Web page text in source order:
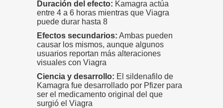
Duración del efecto: Kamagra actúa
entre 4 a 6 horas mientras que Viagra
puede durar hasta 8
Efectos secundarios: Ambas pueden
causar los mismos, aunque algunos
usuarios reportan más alteraciones
visuales con Viagra
Ciencia y desarrollo: El sildenafilo de
Kamagra fue desarrollado por Pfizer para
ser el medicamento original del que
surgió el Viagra